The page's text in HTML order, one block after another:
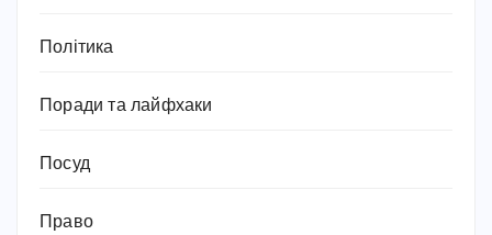
Політика
Поради та лайфхаки
Посуд
Право